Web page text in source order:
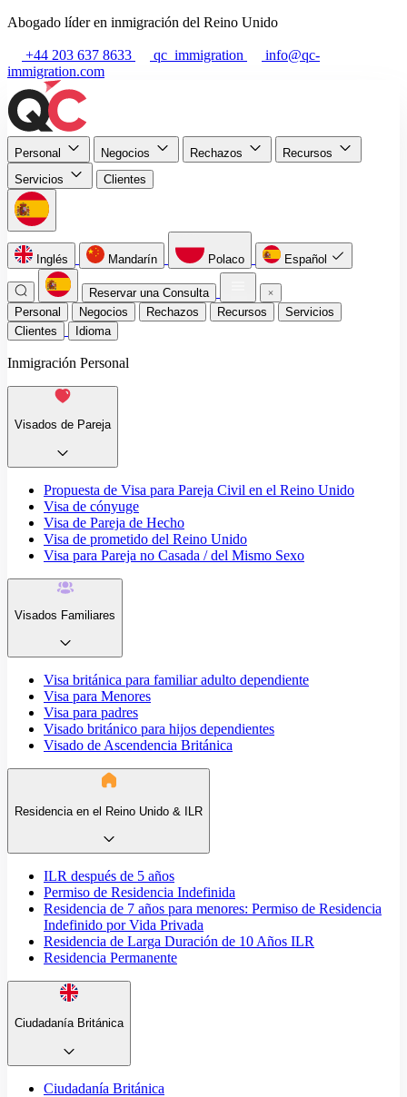
Abogado líder en inmigración del Reino Unido
+44 203 637 8633 qc_immigration
info@qc-
immigration.com
Personal Negocios Rechazos
Recursos
Servicios
Clientes
Inglés Mandarín Polaco Español
Reservar una Consulta
Personal
Negocios Rechazos Recursos
Servicios
Clientes
Idioma
Inmigración Personal
Visados de Pareja
Propuesta de Visa para Pareja Civil en el Reino Unido
Visa de cónyuge
Visa de Pareja de Hecho
Visa de prometido del Reino Unido
Visa para Pareja no Casada / del Mismo Sexo
Visados Familiares
Visa británica para familiar adulto dependiente
Visa para Menores
Visa para padres
Visado británico para hijos dependientes
Visado de Ascendencia Británica
Residencia en el Reino Unido & ILR
ILR después de 5 años
Permiso de Residencia Indefinida
Residencia de 7 años para menores: Permiso de Residencia
Indefinido por Vida Privada
Residencia de Larga Duración de 10 Años ILR
Residencia Permanente
Ciudadanía Británica
Ciudadanía Británica